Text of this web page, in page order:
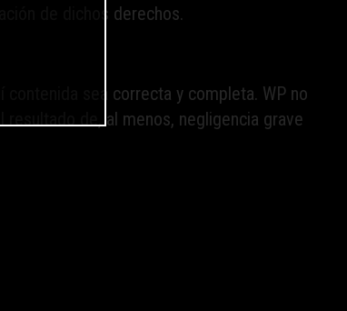
de dichos derechos.
sea correcta y completa. WP no
de, al menos, negligencia grave